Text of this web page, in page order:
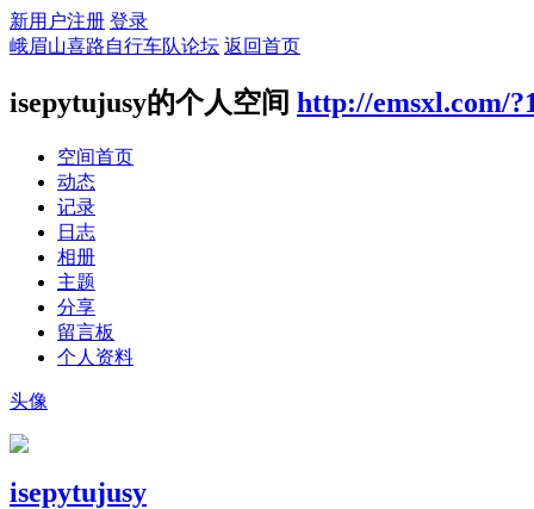
新用户注册 登录
峨眉山喜路自行车队论坛 返回首页
isepytujusy的个人空间 http://emsxl.com/
空间首页
动态
记录
日志
相册
主题
分享
留言板
个人资料
头像
isepytujusy